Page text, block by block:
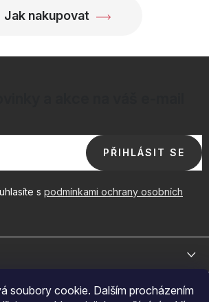
soubory cookie. Dalším procházením
Jak nakupovat
s podmínkami ochrany osobních
PŘIHLÁSIT SE
pro exkluzivní velkoobchodní nabídky.